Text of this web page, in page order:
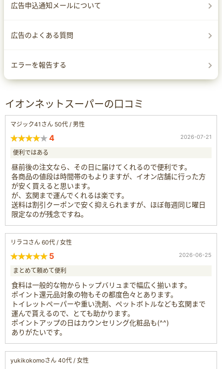
広告申込通知メールについて
広告のよくある質問
エラーを報告する
イオンネットスーパーの口コミ
マジック41さん 50代 / 男性
4 2026-07-21
便利ではある
昼前後の注文なら、その日に届けてくれるので便利です。
各商品の値段は時間帯のもよりますが、イオン店舗に行った方
が安く買えると思います。
が、玄関まで運んでくれるは楽です。
送料は割引クーポンで安く抑えられますが、ほぼ毎週同じ曜日
限定なのが残念ですね。
リラコさん 60代 / 女性
5 2026-06-25
まとめて頼めて便利
食料は一般的な物からトップバリュまで幅広く揃います。
ポイント還元品対象の物もその都度色々とあります。
トイレットペーパーや重い洗剤、ペットボトルなども玄関まで
運んで貰えるので、とても助かります。
ポイントアップの日はカウンセリング化粧品も(^^)
ありがたいです。
yukikokomoさん 40代 / 女性